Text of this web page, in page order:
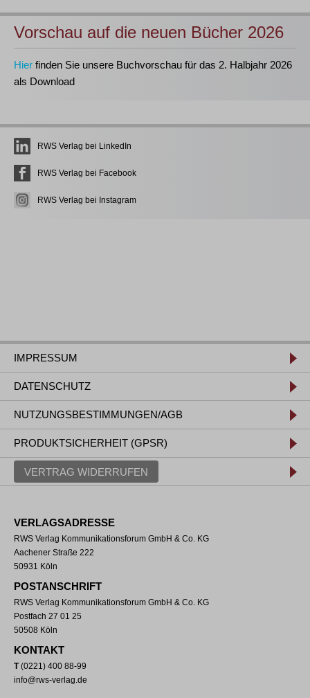
Vorschau auf die neuen Bücher 2026
Hier finden Sie unsere Buchvorschau für das 2. Halbjahr 2026
als Download
RWS Verlag bei LinkedIn
RWS Verlag bei Facebook
RWS Verlag bei Instagram
IMPRESSUM
DATENSCHUTZ
NUTZUNGSBESTIMMUNGEN/AGB
PRODUKTSICHERHEIT (GPSR)
VERTRAG WIDERRUFEN
VERLAGSADRESSE
RWS Verlag Kommunikationsforum GmbH & Co. KG
Aachener Straße 222
50931 Köln
POSTANSCHRIFT
RWS Verlag Kommunikationsforum GmbH & Co. KG
Postfach 27 01 25
50508 Köln
KONTAKT
T(0221) 400 88-99
info@rws-verlag.de